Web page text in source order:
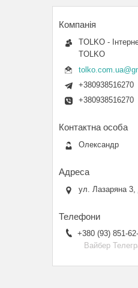
TOLKO -
TOLKO
+380938516270
+380938516270
Олександр
ул. Лазаряна 3,
+380 (93) 851-
Вайбер